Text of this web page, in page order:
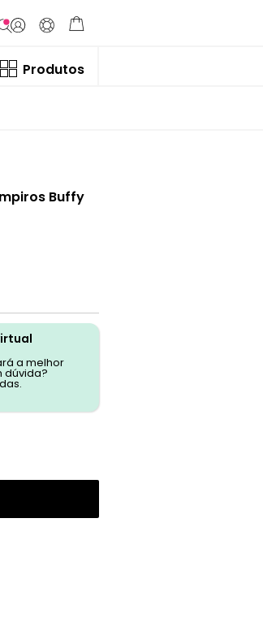
Produtos
Buffy
a melhor
dúvida?